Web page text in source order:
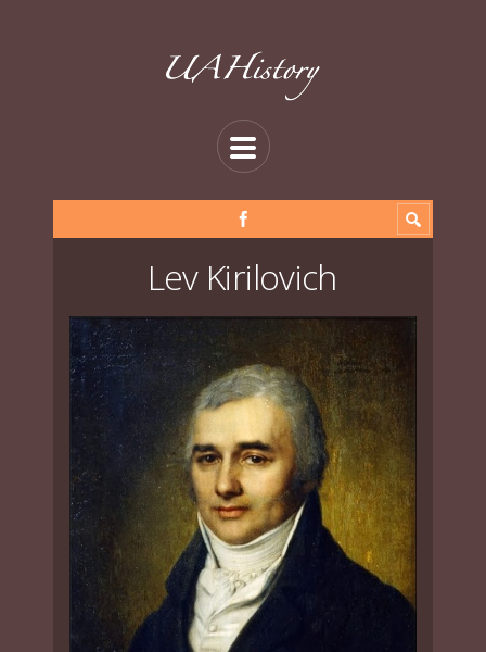
Lev Kirilovich